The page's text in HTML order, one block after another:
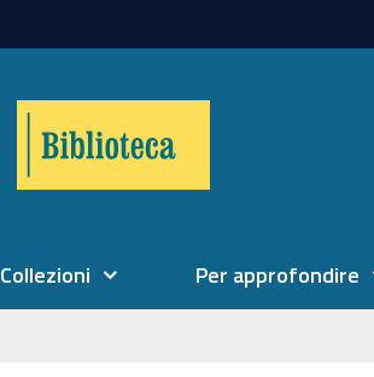
Collezioni Per approfondire